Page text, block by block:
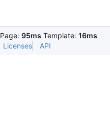
Page: 95ms Template: 16ms
Licenses API